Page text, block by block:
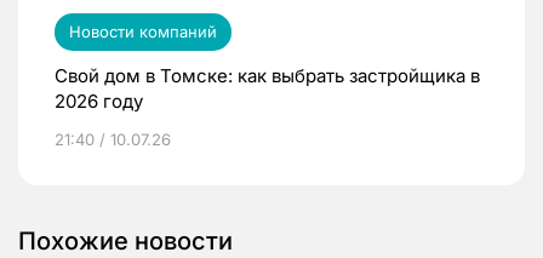
Новости компаний
Свой дом в Томске: как выбрать застройщика в
2026 году
21:40 / 10.07.26
Похожие новости